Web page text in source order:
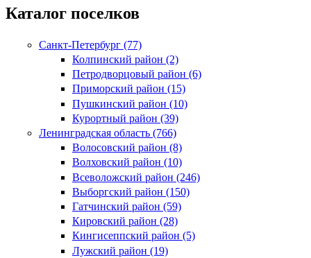
Каталог поселков
Санкт-Петербург (77)
Колпинский район (2)
Петродворцовый район (6)
Приморский район (15)
Пушкинский район (10)
Курортный район (39)
Ленинградская область (766)
Волосовский район (8)
Волховский район (10)
Всеволожский район (246)
Выборгский район (150)
Гатчинский район (59)
Кировский район (28)
Кингисеппский район (5)
Лужский район (19)